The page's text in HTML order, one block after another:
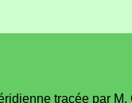
tracée par